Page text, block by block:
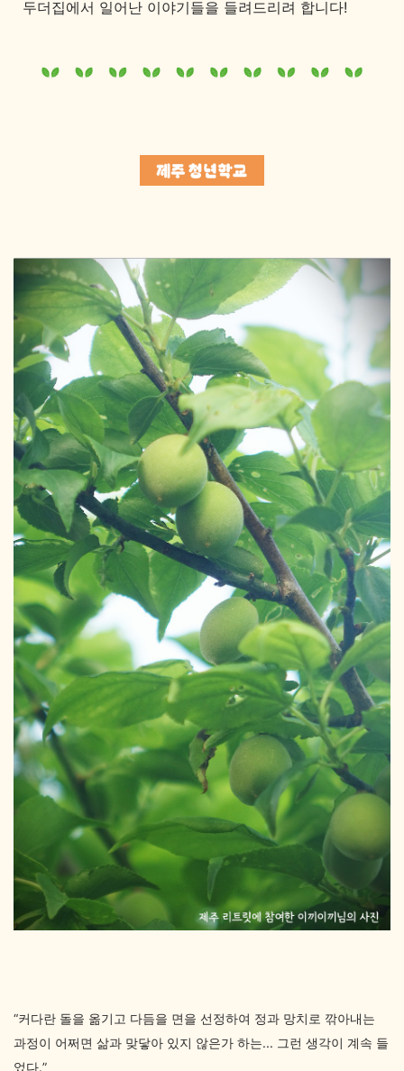
두더집에서 일어난 이야기들을 들려드리려 합니다!
“커다란 돌을 옮기고 다듬을 면을 선정하여 정과 망치로 깎아내는
과정이 어쩌면 삶과 맞닿아 있지 않은가 하는... 그런 생각이 계속 들
었다.”